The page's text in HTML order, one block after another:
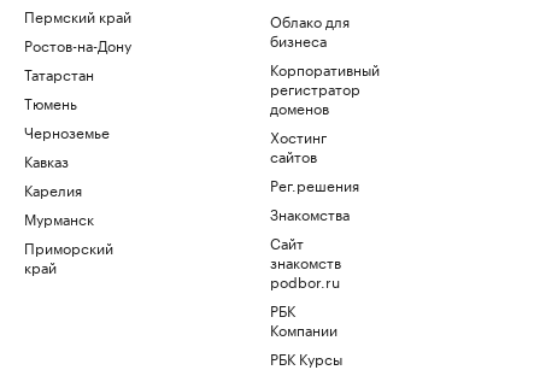
Пермский край
Ростов-на-Дону
Татарстан
Тюмень
Черноземье
Кавказ
Карелия
Мурманск
Приморский
край
Облако для
бизнеса
Корпоративный
регистратор
доменов
Хостинг
сайтов
Рег.решения
Знакомства
Сайт
знакомств
podbor.ru
РБК
Компании
РБК Курсы